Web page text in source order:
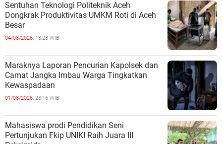
Sentuhan Teknologi Politeknik Aceh
Dongkrak Produktivitas UMKM Roti di Aceh
Besar
04/08/2026, 13:28 WIB
Maraknya Laporan Pencurian Kapolsek dan
Camat Jangka Imbau Warga Tingkatkan
Kewaspadaan
01/08/2026, 23:16 WIB
Mahasiswa prodi Pendidikan Seni
Pertunjukan Fkip UNIKI Raih Juara III